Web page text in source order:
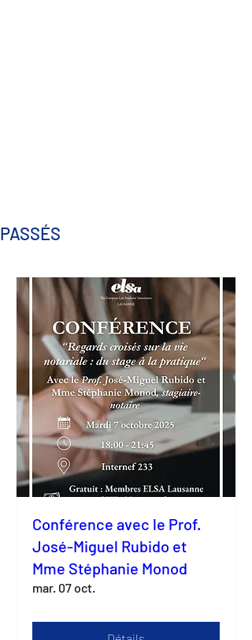
PASSÉS
Conférence avec le Prof.
José-Miguel Rubido et
Mme Stéphanie Monod
mar. 07 oct.